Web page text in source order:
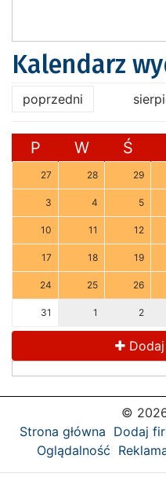
Kalendarz
poprzedni
P W Ś
27 28 29
3 4 5
10 11 12
17 18 19
24 25 26
31 1 2
Dodaj
©
Strona główna Dodaj
Oglądalność